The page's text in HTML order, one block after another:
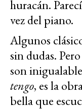
huracán.
vez del piano.
Algunos
sin dudas.
son
tengo, es la
bella que